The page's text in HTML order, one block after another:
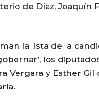
de Díaz, Joaquín
la lista de la
los
Vergara y Esther